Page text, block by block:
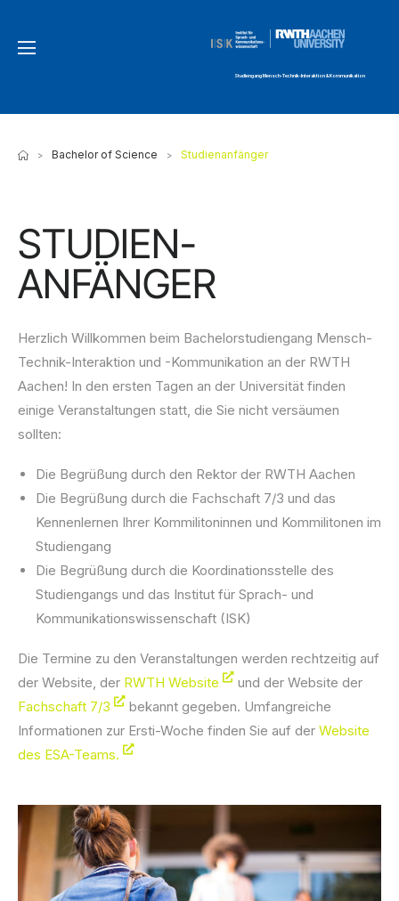
Studiengang Mensch-Technik-Interaktion & Kommunikation
> Bachelor of Science > Studienanfänger
STUDIEN­
ANFÄNGER
Herzlich Willkommen beim Bachelorstudiengang Mensch-
Technik-Interaktion und -Kommunikation an der RWTH
Aachen! In den ersten Tagen an der Universität finden
einige Veranstaltungen statt, die Sie nicht versäumen
sollten:
Die Begrüßung durch den Rektor der RWTH Aachen
Die Begrüßung durch die Fachschaft 7/3 und das
Kennenlernen Ihrer Kommilitoninnen und Kommilitonen im
Studiengang
Die Begrüßung durch die Koordinationsstelle des
Studiengangs und das Institut für Sprach- und
Kommunikationswissenschaft (ISK)
Die Termine zu den Veranstaltungen werden rechtzeitig auf
der Website, der RWTH Website
und der Website der
Fachschaft 7/3
bekannt gegeben. Umfangreiche
Informationen zur Ersti-Woche finden Sie auf der Website
des ESA-Teams.